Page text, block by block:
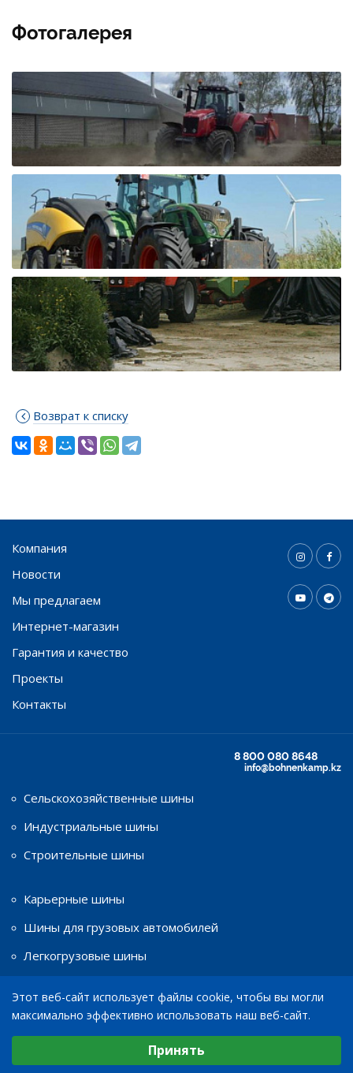
Фотогалерея
Возврат к списку
Компания
Новости
Мы предлагаем
Интернет-магазин
Гарантия и качество
Проекты
Контакты
8 800 080 8648
info@bohnenkamp.kz
Сельскохозяйственные шины
Индустриальные шины
Строительные шины
Карьерные шины
Шины для грузовых автомобилей
Легкогрузовые шины
Шины для мототехники
Этот веб-сайт использует файлы cookie, чтобы вы могли
максимально эффективно использовать наш веб-сайт.
Выберите настройки cookie
Принять